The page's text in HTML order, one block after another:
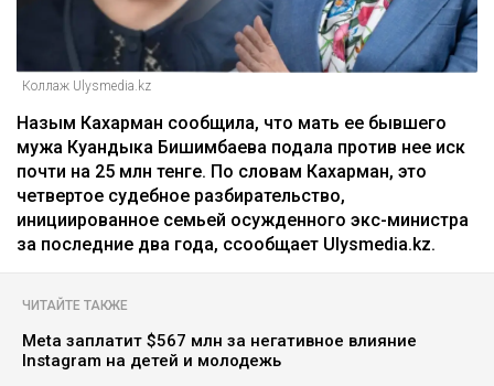
Коллаж Ulysmedia.kz
Назым Кахарман сообщила, что мать ее бывшего
мужа Куандыка Бишимбаева подала против нее иск
почти на 25 млн тенге. По словам Кахарман, это
четвертое судебное разбирательство,
инициированное семьей осужденного экс-министра
за последние два года, ссообщает Ulysmedia.kz.
ЧИТАЙТЕ ТАКЖЕ
Meta заплатит $567 млн за негативное влияние
Instagram на детей и молодежь